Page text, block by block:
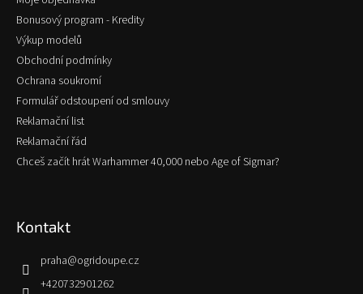
Bonusový program - Kredity
Výkup modelů
Obchodní podmínky
Ochrana soukromí
Formulář odstoupení od smlouvy
Reklamační list
Reklamační řád
Chceš začít hrát Warhammer 40,000 nebo Age of Sigmar?
Kontakt
praha@ogridoupe.cz
+420732901262